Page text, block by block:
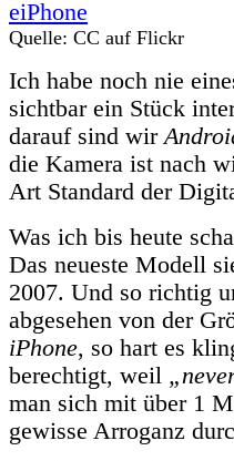
Quelle: CC auf Flickr
Ich habe noch nie
sichtbar ein Stück
darauf sind wir
die Kamera ist nach
Art Standard der
Was ich bis heute
Das neueste Modell
2007. Und so richtig
abgesehen von der
iPhone, so hart es
berechtigt, weil
man sich mit über 1
gewisse Arroganz